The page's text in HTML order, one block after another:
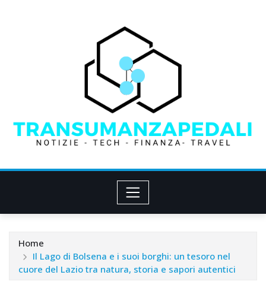
Home
Il Lago di Bolsena e i suoi borghi: un tesoro nel
cuore del Lazio tra natura, storia e sapori autentici